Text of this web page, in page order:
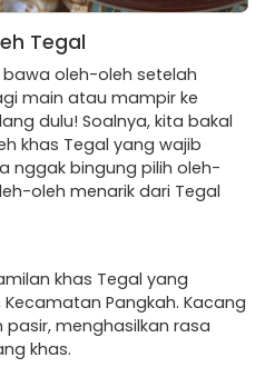
Tegal
oleh-oleh setelah
main atau mampir ke
dulu! Soalnya, kita bakal
khas Tegal yang wajib
nggak bingung pilih oleh-
oleh menarik dari Tegal
khas Tegal yang
Pangkah. Kacang
menghasilkan rasa
khas.